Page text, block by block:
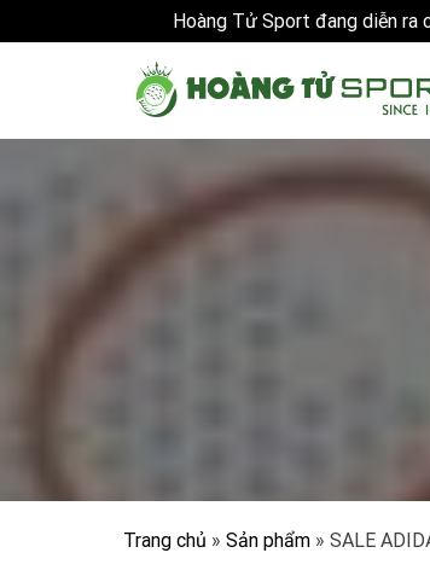
Hoàng Tử Sport đang diễn ra
Trang chủ » Sản phẩm » SALE